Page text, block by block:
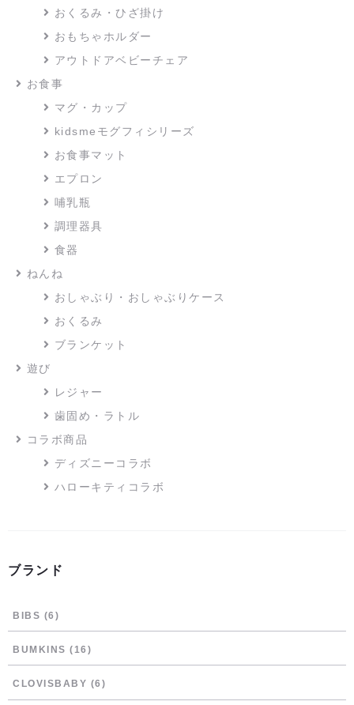
おくるみ・ひざ掛け
おもちゃホルダー
アウトドアベビーチェア
お食事
マグ・カップ
kidsmeモグフィシリーズ
お食事マット
エプロン
哺乳瓶
調理器具
食器
ねんね
おしゃぶり・おしゃぶりケース
おくるみ
ブランケット
遊び
レジャー
歯固め・ラトル
コラボ商品
ディズニーコラボ
ハローキティコラボ
ブランド
BIBS (6)
BUMKINS (16)
CLOVISBABY (6)